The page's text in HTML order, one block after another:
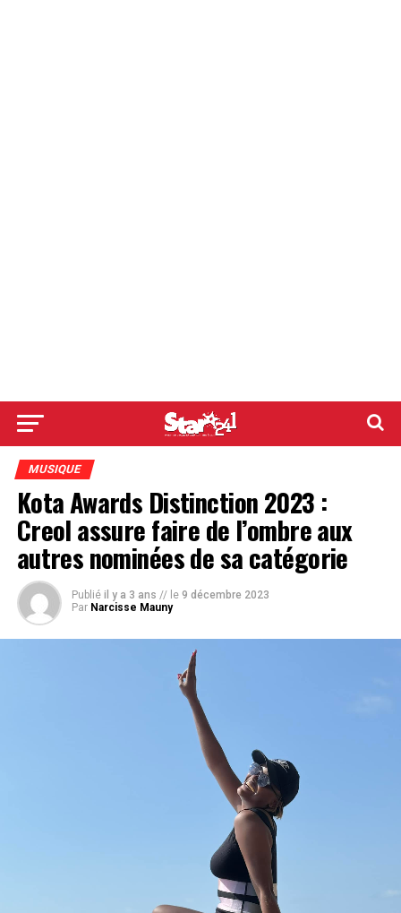
MUSIQUE
Kota Awards Distinction 2023 :
Creol assure faire de l’ombre aux
autres nominées de sa catégorie
Publié il y a 3 ans // le 9 décembre 2023
Par Narcisse Mauny